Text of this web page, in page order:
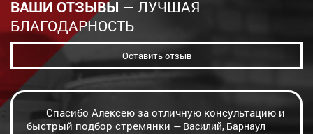
ВАШИ ОТЗЫВЫ — ЛУЧШАЯ
БЛАГОДАРНОСТЬ
Оставить отзыв
Спасибо Алексею за отличную консультацию и
быстрый подбор стремянки — Василий, Барнаул